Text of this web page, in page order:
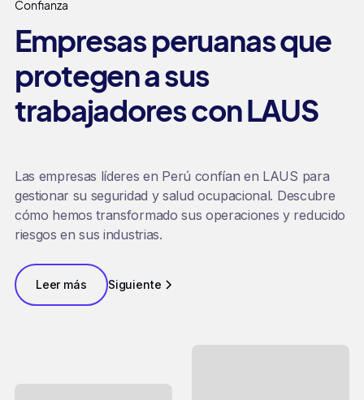
Confianza
Empresas peruanas que
protegen a sus
trabajadores con LAUS
Las empresas líderes en Perú confían en LAUS para
gestionar su seguridad y salud ocupacional. Descubre
cómo hemos transformado sus operaciones y reducido
riesgos en sus industrias.
Leer más Siguiente